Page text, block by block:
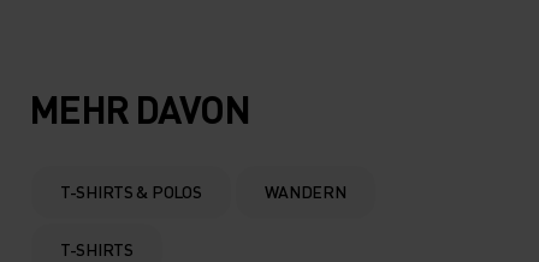
MEHR DAVON
T-SHIRTS & POLOS WANDERN
T-SHIRTS